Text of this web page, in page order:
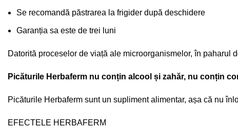
Se recomandă păstrarea la frigider după deschidere
Garanția sa este de trei luni
Datorită proceselor de viață ale microorganismelor, în paharul
Picăturile Herbaferm nu conțin alcool și zahăr, nu conțin
Picăturile Herbaferm sunt un supliment alimentar, așa că nu
EFECTELE HERBAFERM